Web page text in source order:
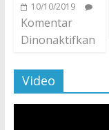
10/10/2019
Komentar
Dinonaktifkan
Video